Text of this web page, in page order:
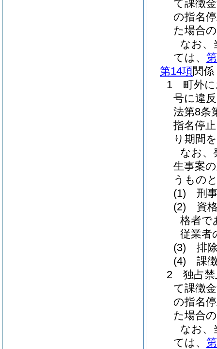
て課徴
の指名
た場合
なお、
ては、
第14項関係
1 町外に
号に違
法第8条
指名停
り期間
なお、
生事案
うもの
(1) 刑
(2) 資格
格者で
従業者
(3) 排
(4) 課
2 独占禁
て課徴
の指名
た場合
なお、
ては、